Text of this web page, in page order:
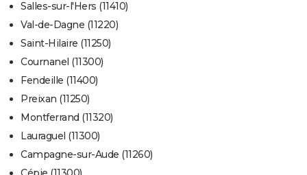
Salles-sur-l'Hers (11410)
Val-de-Dagne (11220)
Saint-Hilaire (11250)
Cournanel (11300)
Fendeille (11400)
Preixan (11250)
Montferrand (11320)
Lauraguel (11300)
Campagne-sur-Aude (11260)